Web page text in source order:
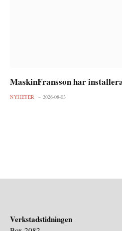
MaskinFransson har
NYHETER 2026-08-03
Verkstadstidningen